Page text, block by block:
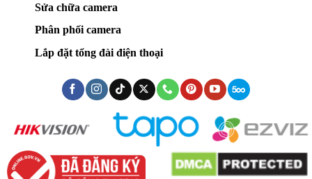
Sửa chữa camera
Phân phối camera
Lắp đặt tổng đài điện thoại